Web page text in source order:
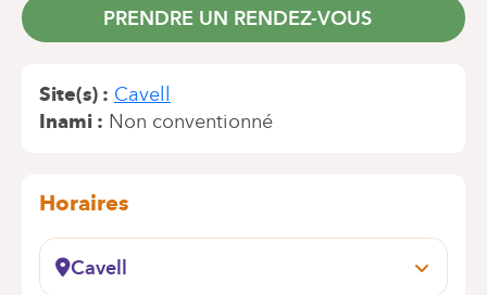
PRENDRE UN RENDEZ-VOUS
Site(s)
Cavell
Inami
Non conventionné
Horaires
Cavell